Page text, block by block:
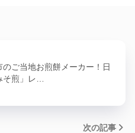
ご当地お煎餅メーカー！日
そ煎」レ…
次の記事